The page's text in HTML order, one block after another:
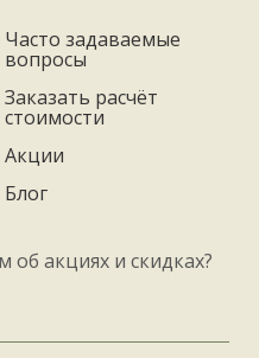
Часто задаваемые
вопросы
Заказать расчёт
стоимости
Акции
Блог
об акциях и скидках?